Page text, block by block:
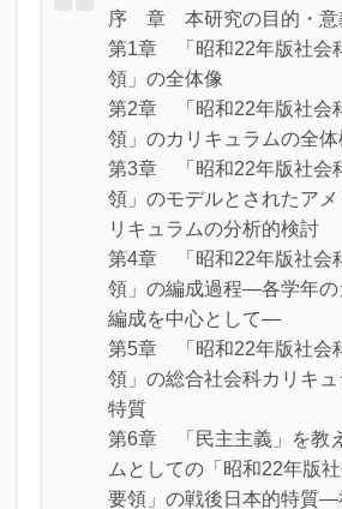
序 章 本研究の目的・意
第1章 「昭和22年版社会
領」の全体像
第2章 「昭和22年版社会
領」のカリキュラムの全
第3章 「昭和22年版社会
領」のモデルとされたア
リキュラムの分析的検討
第4章 「昭和22年版社会
領」の編成過程―各学年の
編成を中心として―
第5章 「昭和22年版社会
領」の総合社会科カリキ
特質
第6章 「民主主義」を教
ムとしての「昭和22年版
要領」の戦後日本的特質―